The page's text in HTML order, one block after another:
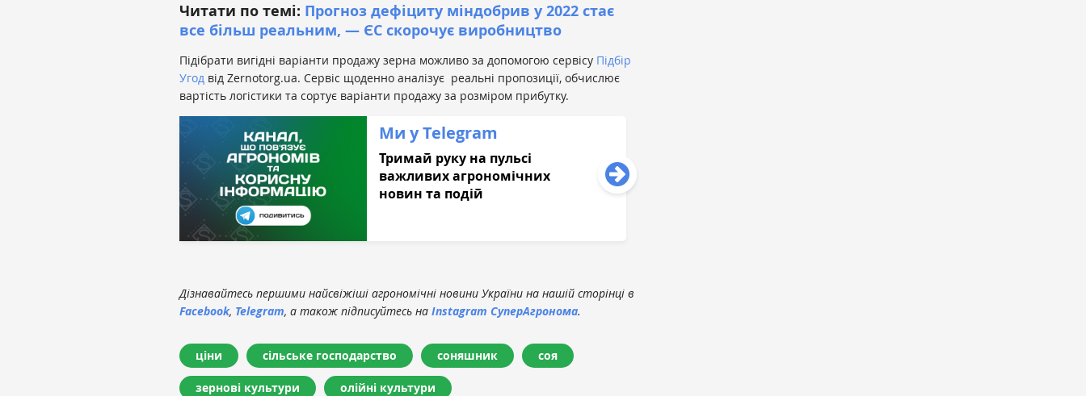
Читати по темі: Прогноз дефіциту міндобрив у 2022 стає
все більш реальним, — ЄС скорочує виробництво
Підібрати вигідні варіанти продажу зерна можливо за допомогою сервісу Підбір
Угод від Zernotorg.ua. Сервіс щоденно аналізує реальні пропозиції, обчислює
вартість логістики та сортує варіанти продажу за розміром прибутку.
Ми у Telegram
Тримай руку на пульсі
важливих агрономічних
новин та подій
Дізнавайтесь першими найсвіжіші агрономічні новини України на нашій сторінці в
Facebook, Telegram, а також підписуйтесь на Instagram СуперАгронома.
ціни сільське господарство соняшник соя
зернові культури олійні культури